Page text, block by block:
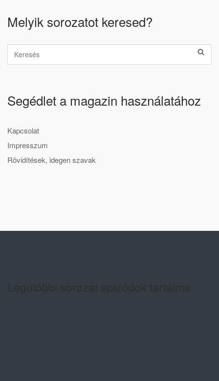
Melyik sorozatot keresed?
Segédlet a magazin használatához
Kapcsolat
Impresszum
Rövidítések, idegen szavak